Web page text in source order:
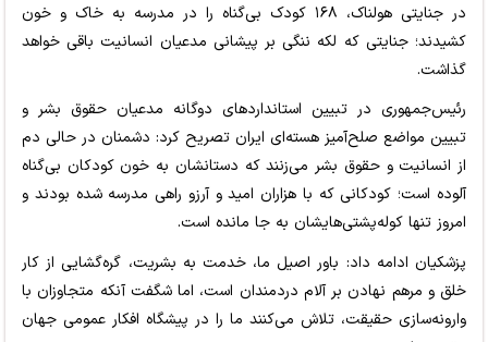
در جنایتی هولناک، ۱۶۸ کودک بی‌گناه را در مدرسه به خاک و خون
کشیدند؛ جنایتی که لکه ننگی بر پیشانی مدعیان انسانیت باقی خواهد
گذاشت.
رئیس‌جمهوری در تبیین استانداردهای دوگانه مدعیان حقوق بشر و
تبیین مواضع صلح‌آمیز هسته‌ای ایران تصریح کرد: دشمنان در حالی دم
از انسانیت و حقوق بشر می‌زنند که دستانشان به خون کودکان بی‌گناه
آلوده است؛ کودکانی که با هزاران امید و آرزو راهی مدرسه شده بودند و
امروز تنها کوله‌پشتی‌هایشان به جا مانده است.
پزشکیان ادامه داد: باور اصیل ما، خدمت به بشریت، گره‌گشایی از کار
خلق و مرهم نهادن بر آلام دردمندان است، اما شگفت آنکه متجاوزان با
وارونه‌سازی حقیقت، تلاش می‌کنند ما را در پیشگاه افکار عمومی جهان